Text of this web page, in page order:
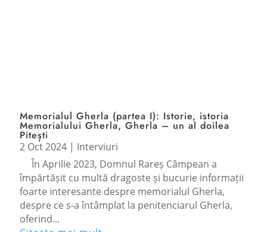
Memorialul Gherla (partea I): Istorie, istoria
Memorialului Gherla, Gherla – un al doilea
Pitești
2 Oct 2024| Interviuri
În Aprilie 2023, Domnul Rareș Câmpean a
împărtășit cu multă dragoste și bucurie informații
foarte interesante despre memorialul Gherla,
despre ce s-a întâmplat la penitenciarul Gherla,
oferind...